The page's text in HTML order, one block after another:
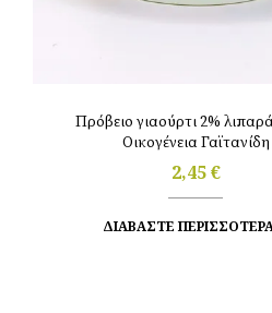
Πρόβειο γιαούρτι 2%
Οικογένεια Γαϊτανίδη
2,45€
ΔΙΑΒΑΣΤΕ